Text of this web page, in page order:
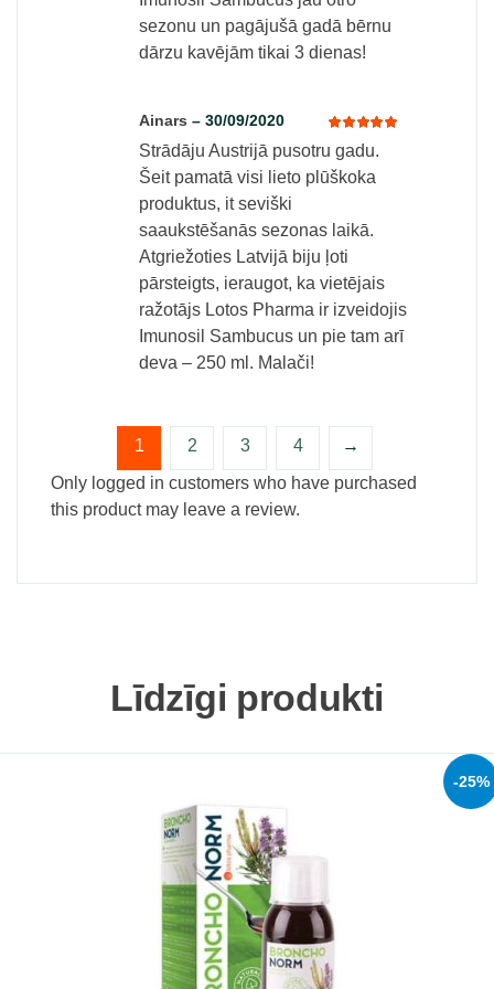
sezonu un pagājušā gadā bērnu
dārzu kavējām tikai 3 dienas!
Rated
out of 5
Ainars – 30/09/2020
Strādāju Austrijā pusotru gadu.
Šeit pamatā visi lieto plūškoka
produktus, it seviški
saaukstēšanās sezonas laikā.
Atgriežoties Latvijā biju ļoti
pārsteigts, ieraugot, ka vietējais
ražotājs Lotos Pharma ir izveidojis
Imunosil Sambucus un pie tam arī
deva – 250 ml. Malači!
1 2 3 4
→
Only logged in customers who have purchased
this product may leave a review.
Līdzīgi produkti
-25%